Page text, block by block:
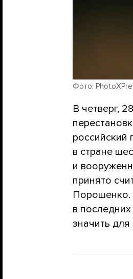
Фото:
В четверг,
российский
в стране
и
принято
Порошенко.
в
значить